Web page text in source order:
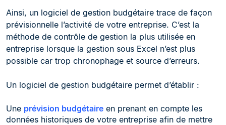
Ainsi, un logiciel de gestion budgétaire trace de façon
prévisionnelle l’activité de votre entreprise. C’est la
méthode de contrôle de gestion la plus utilisée en
entreprise lorsque la gestion sous Excel n’est plus
possible car trop chronophage et source d’erreurs.
Un logiciel de gestion budgétaire permet d’établir :
Une prévision budgétaire en prenant en compte les
données historiques de votre entreprise afin de mettre